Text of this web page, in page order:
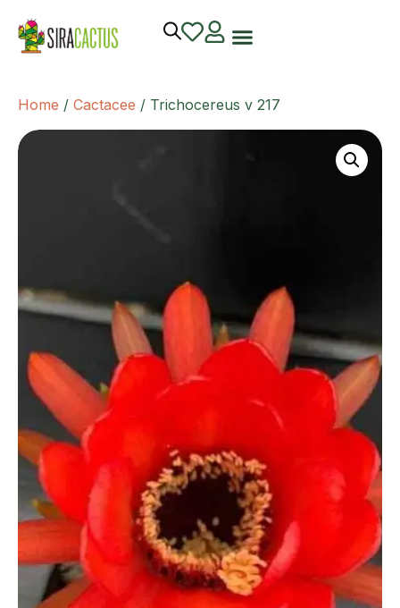
Home / Cactacee / Trichocereus v 217